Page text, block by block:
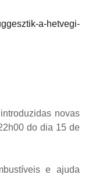
a-hetvegi-
novas
do dia 15 de
e ajuda